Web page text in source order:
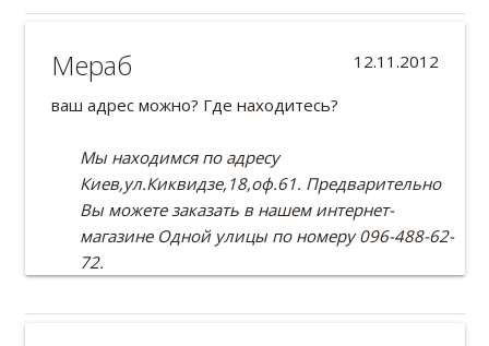
12.11.2012
Мераб
ваш адрес можно? Где находитесь?
Мы находимся по адресу
Киев,ул.Киквидзе,18,оф.61. Предварительно
Вы можете заказать в нашем интернет-
магазине Одной улицы по номеру 096-488-62-
72.